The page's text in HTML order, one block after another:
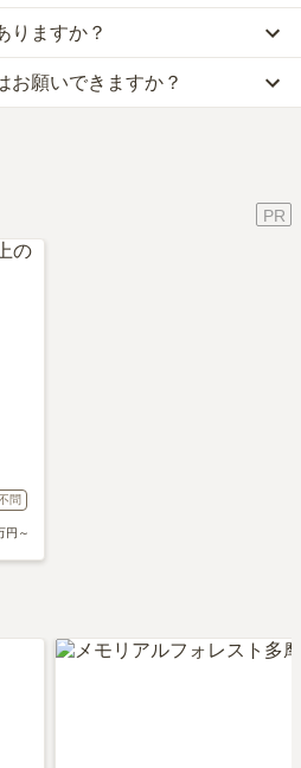
万円です。
、安いものが悪い、という訳ではあ
バス停」下車徒歩約10分です。
青葉インター」から車で約25分で
21］鶴川駅-若葉台駅「真光寺バス
ジの「地図・交通アクセス」欄をご
は、4点です。特に管理状況が高く
供物の売り場があるけれども食事が
事の際には、ケータリングを利用す
たお声をいただいております。
りますか？
樹木葬がございます。
ております。
木葬の相場価格は、約77万円です。
方は『
お願いできますか？
に対応しています。
ております。
い方は『
問
円～